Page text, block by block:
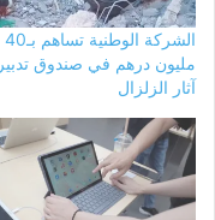
الشركة الوطنية تساهم بـ40
مليون درهم في صندوق تدبير
آثار الزلزال